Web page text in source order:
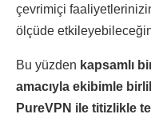
çevrimiçi
ölçüde
Bu yüzden kapsamlı
amacıyla ekibimle
PureVPN ile titizlikle